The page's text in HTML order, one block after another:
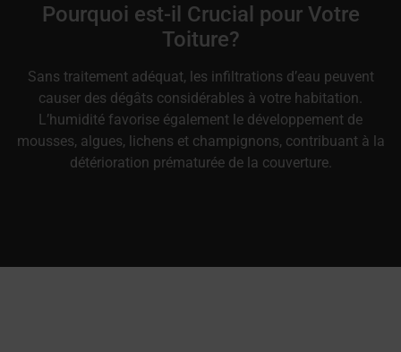
Pourquoi est-il Crucial pour Votre
Toiture?
Sans traitement adéquat, les infiltrations d’eau peuvent
causer des dégâts considérables à votre habitation.
L’humidité favorise également le développement de
mousses, algues, lichens et champignons, contribuant à la
détérioration prématurée de la couverture.